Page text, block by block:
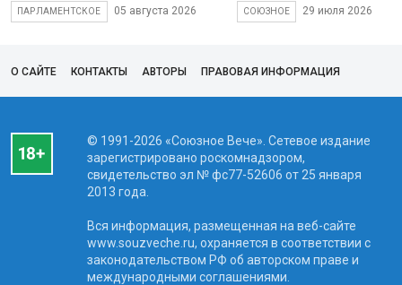
ПАРЛАМЕНТСКОЕ 05 августа 2026 СОЮЗНОЕ 29 июля 2026
О САЙТЕ КОНТАКТЫ АВТОРЫ ПРАВОВАЯ ИНФОРМАЦИЯ
© 1991-2026 «Союзное Вече». Сетевое издание
зарегистрировано роскомнадзором,
свидетельство эл № фc77-52606 от 25 января
2013 года.
Вся информация, размещенная на веб-сайте
www.souzveche.ru, охраняется в соответствии с
законодательством РФ об авторском праве и
международными соглашениями.